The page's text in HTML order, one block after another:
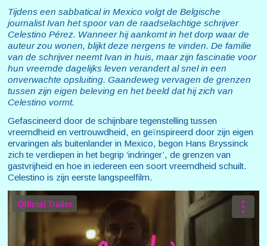
Tijdens een sabbatical in Mexico volgt de Belgische
journalist Ivan het spoor van de raadselachtige schrijver
Celestino Pérez. Wanneer hij aankomt in het dorp waar de
auteur zou wonen, blijkt deze nergens te vinden. De familie
van de schrijver neemt Ivan in huis, maar zijn fascinatie voor
hun vreemde dagelijks leven verandert al snel in een
onverwachte opsluiting. Gaandeweg vervagen de grenzen
tussen zijn eigen beleving en het beeld dat hij zich van
Celestino vormt.
Gefascineerd door de schijnbare tegenstelling tussen
vreemdheid en vertrouwdheid, en geïnspireerd door zijn eigen
ervaringen als buitenlander in Mexico, begon Hans Bryssinck
zich te verdiepen in het begrip ‘indringer’, de grenzen van
gastvrijheid en hoe in iedereen een soort vreemdheid schuilt.
Celestino is zijn eerste langspeelfilm.